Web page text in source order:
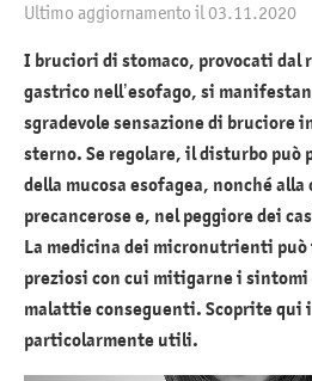
Ultimo aggiornamento il 03.11.2020
I bruciori di stomaco, provocati dal
gastrico nell’esofago, si
sgradevole sensazione di bruciore
sterno. Se regolare, il disturbo può
della mucosa esofagea, nonché
precancerose e, nel peggiore dei
La medicina dei micronutrienti
preziosi con cui mitigarne i sintomi
malattie conseguenti. Scoprite
particolarmente utili.